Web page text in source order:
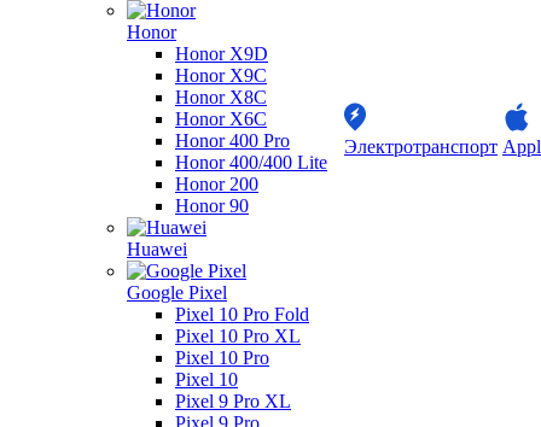
Honor
Honor X9D
Honor X9C
Honor X8C
Honor X6C
Honor 400 Pro
Honor 400/400 Lite
Honor 200
Honor 90
Huawei
Google Pixel
Pixel 10 Pro Fold
Pixel 10 Pro XL
Pixel 10 Pro
Pixel 10
Pixel 9 Pro XL
Pixel 9 Pro
Электротранспорт